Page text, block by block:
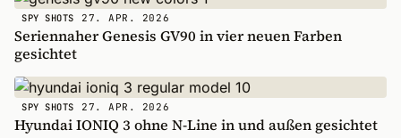
SPY SHOTS 27. APR. 2026
Seriennaher Genesis GV90 in vier neuen Farben
gesichtet
SPY SHOTS 27. APR. 2026
Hyundai IONIQ 3 ohne N-Line in und außen gesichtet